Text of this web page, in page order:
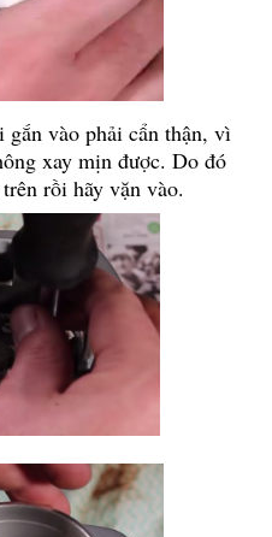
vào phải cẩn thận, vì
xay mịn được. Do đó
rồi hãy vặn vào.